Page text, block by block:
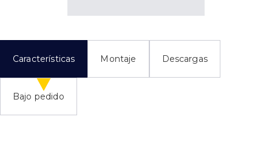
Características Montaje Descargas
Bajo pedido